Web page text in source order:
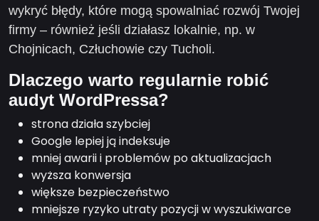
wykryć błędy, które mogą spowalniać rozwój Twojej
firmy – również jeśli działasz lokalnie, np. w
Chojnicach, Człuchowie czy Tucholi.
Dlaczego warto regularnie robić
audyt WordPressa?
strona działa szybciej
Google lepiej ją indeksuje
mniej awarii i problemów po aktualizacjach
wyższa konwersja
większe bezpieczeństwo
mniejsze ryzyko utraty pozycji w wyszukiwarce